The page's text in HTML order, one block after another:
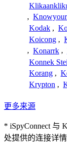
,
Kodak ,
Koicong ,
, Konarrk ,
Konnek
Korang ,
Krypton ,
更多来源
* iSpyConnect 与
处提供的连接详